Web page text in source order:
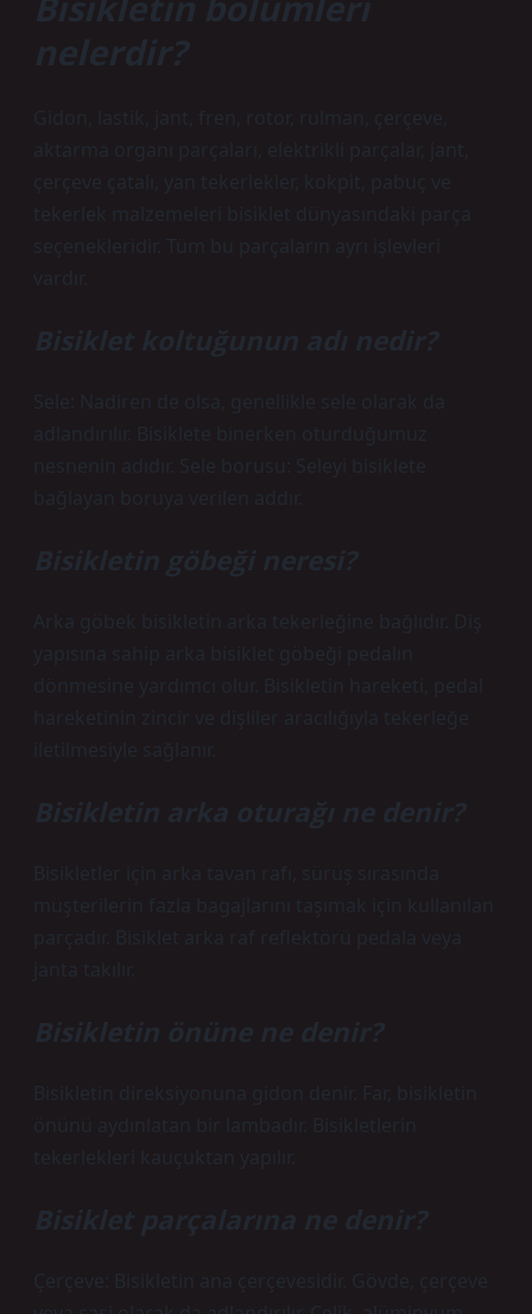
nelerdir?
Gidon, lastik, jant, fren, rotor, rulman, çerçeve,
aktarma organı parçaları, elektrikli parçalar, jant,
çerçeve çatalı, yan tekerlekler, kokpit, pabuç ve
tekerlek malzemeleri bisiklet dünyasındaki parça
seçenekleridir. Tüm bu parçaların ayrı işlevleri
vardır.
Bisiklet koltuğunun adı nedir?
Sele: Nadiren de olsa, genellikle sele olarak da
adlandırılır. Bisiklete binerken oturduğumuz
nesnenin adıdır. Sele borusu: Seleyi bisiklete
bağlayan boruya verilen addır.
Bisikletin göbeği neresi?
Arka göbek bisikletin arka tekerleğine bağlıdır. Diş
yapısına sahip arka bisiklet göbeği pedalın
dönmesine yardımcı olur. Bisikletin hareketi, pedal
hareketinin zincir ve dişliler aracılığıyla tekerleğe
iletilmesiyle sağlanır.
Bisikletin arka oturağı ne denir?
Bisikletler için arka tavan rafı, sürüş sırasında
müşterilerin fazla bagajlarını taşımak için kullanılan
parçadır. Bisiklet arka raf reflektörü pedala veya
janta takılır.
Bisikletin önüne ne denir?
Bisikletin direksiyonuna gidon denir. Far, bisikletin
önünü aydınlatan bir lambadır. Bisikletlerin
tekerlekleri kauçuktan yapılır.
Bisiklet parçalarına ne denir?
Çerçeve: Bisikletin ana çerçevesidir. Gövde, çerçeve